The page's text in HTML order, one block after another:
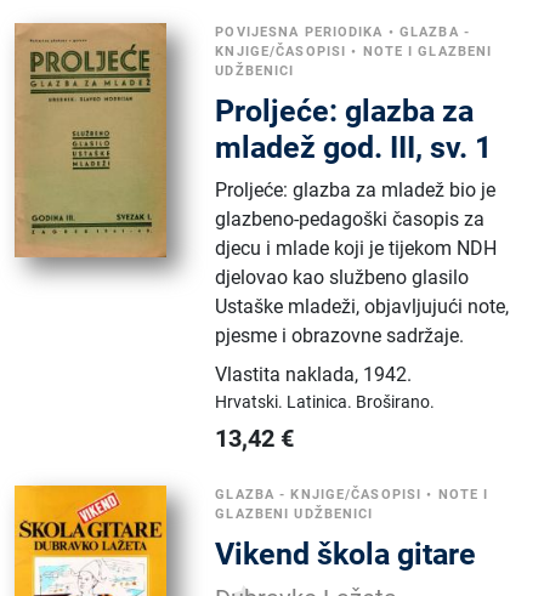
POVIJESNA PERIODIKA • GLAZBA -
KNJIGE/ČASOPISI • NOTE I GLAZBENI
UDŽBENICI
Proljeće: glazba za
mladež god. III, sv. 1
Proljeće: glazba za mladež bio je
glazbeno-pedagoški časopis za
djecu i mlade koji je tijekom NDH
djelovao kao službeno glasilo
Ustaške mladeži, objavljujući note,
pjesme i obrazovne sadržaje.
Vlastita naklada, 1942.
Hrvatski. Latinica. Broširano.
13,42 €
GLAZBA - KNJIGE/ČASOPISI • NOTE I
GLAZBENI UDŽBENICI
Vikend škola gitare